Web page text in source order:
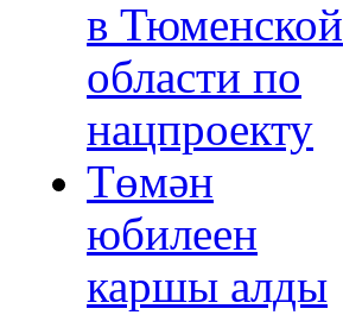
в Тюменской
области по
нацпроекту
Төмән
юбилеен
каршы алды